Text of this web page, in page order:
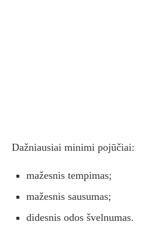
Dažniausiai minimi pojūčiai:
mažesnis tempimas;
mažesnis sausumas;
didesnis odos švelnumas.